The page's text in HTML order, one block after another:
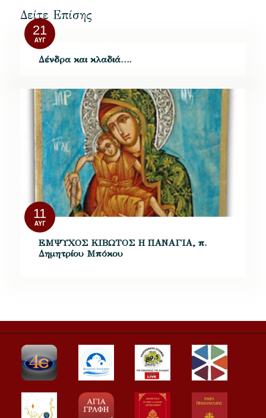
Δείτε Επίσης
21
ΑΥΓ
Δένδρα και κλαδιά….
11
ΑΥΓ
ΕΜΨΥΧΟΣ ΚΙΒΩΤΟΣ Η ΠΑΝΑΓΙΑ, π.
Δημητρίου Μπόκου